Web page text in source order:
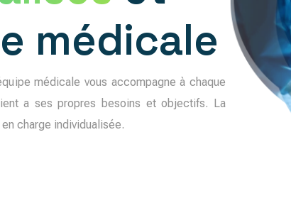
médicale
médicale vous accompagne à chaque
a ses propres besoins et objectifs. La
charge individualisée.